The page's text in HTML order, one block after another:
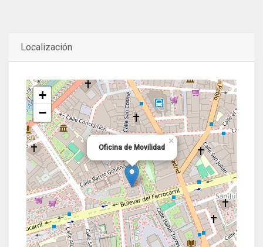
Localización
Oficina de Movilidad
×
+
−